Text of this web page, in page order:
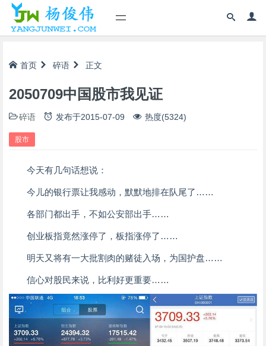
首页 碎语 正文
2050709中国股市我见证
碎语 发布于2015-07-09 热度(5324)
股市
今天有几句话想说：
今儿的银行票让我感动，默默地排在队尾了……
各部门都出手，不如公安部出手……
创业板指竟然涨停了，板指涨停了……
明天又将有一大批割肉的赌徒入场，为国护盘……
信心对股民来说，比利好更重要……